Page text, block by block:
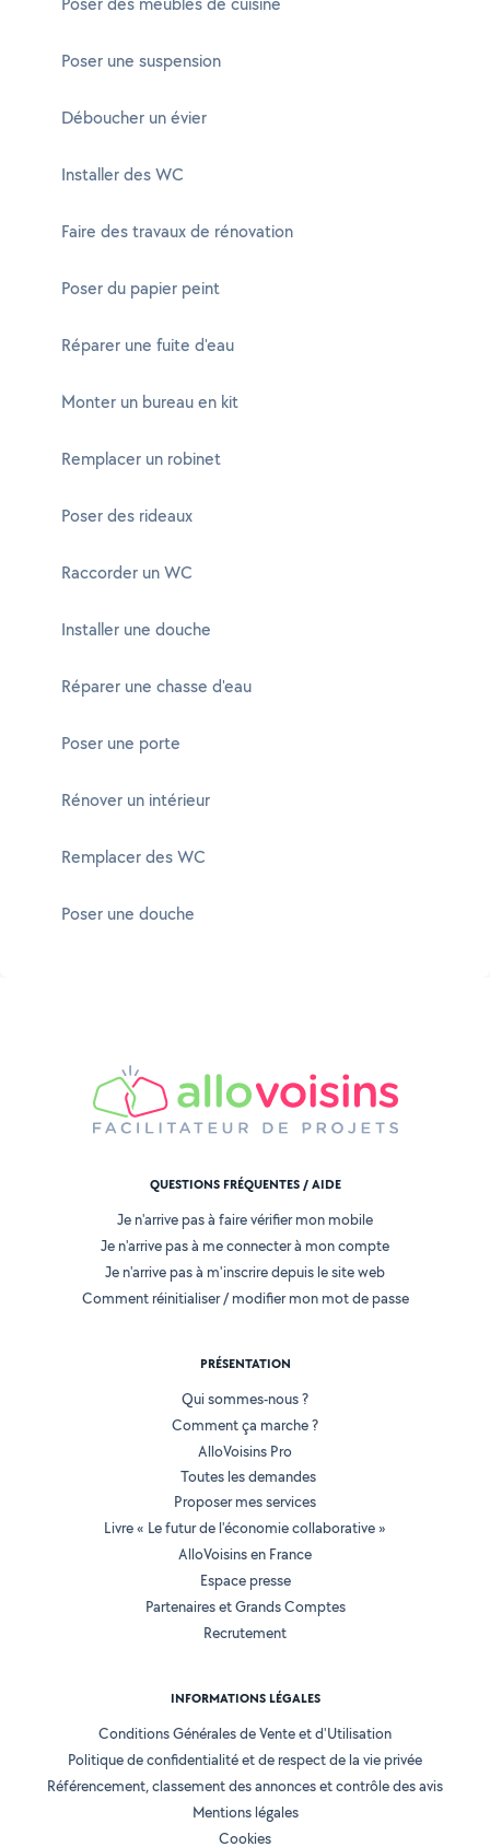
Poser une suspension
Déboucher un évier
Installer des WC
Faire des travaux de rénovation
Poser du papier peint
Réparer une fuite d'eau
Monter un bureau en kit
Remplacer un robinet
Poser des rideaux
Raccorder un WC
Installer une douche
Réparer une chasse d'eau
Poser une porte
Rénover un intérieur
Remplacer des WC
Poser une douche
QUESTIONS FRÉQUENTES / AIDE
Je n'arrive pas à faire vérifier mon mobile
Je n'arrive pas à me connecter à mon compte
Je n'arrive pas à m'inscrire depuis le site web
Comment réinitialiser / modifier mon mot de passe
PRÉSENTATION
Qui sommes-nous ?
Comment ça marche ?
AlloVoisins Pro
Toutes les demandes
Proposer mes services
Livre « Le futur de l'économie collaborative »
AlloVoisins en France
Espace presse
Partenaires et Grands Comptes
Recrutement
INFORMATIONS LÉGALES
Conditions Générales de Vente et d'Utilisation
Politique de confidentialité et de respect de la vie privée
Référencement, classement des annonces et contrôle des avis
Mentions légales
Cookies